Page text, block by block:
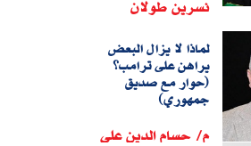
نسرين طولان
لماذا لا يزال البعض
يراهن على ترامب؟
(حوار مع صديق
جمهوري)
م/ حسام الدين على